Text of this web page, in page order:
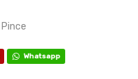
Pince
Whatsapp